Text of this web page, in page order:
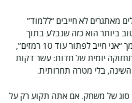
מאתגרים לא חייבים “ללמוד”
ביותר הוא כזה שנבלע בתוך
החוויה. במקום לומר לעצמך “אני חייב לפתור עוד 10 רמזים”,
יומית של חדות: עשר דקות
בלי מטרה תחרותית.
סוג של משחק. אם אתה תקוע רק על